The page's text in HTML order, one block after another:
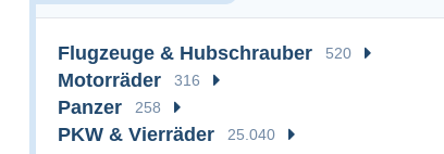
Flugzeuge & Hubschrauber 520
Motorräder 316
Panzer 258
PKW & Vierräder 25.040